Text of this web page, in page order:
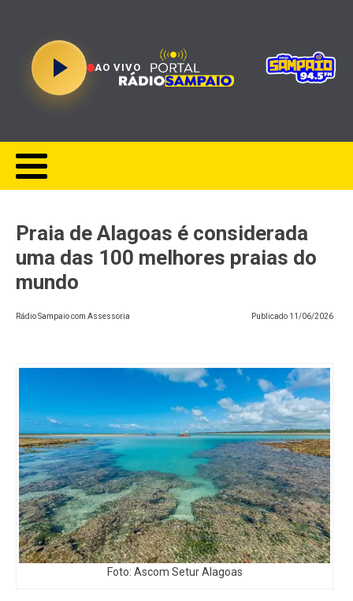
AO VIVO
Praia de Alagoas é considerada
uma das 100 melhores praias do
mundo
Rádio Sampaio com Assessoria Publicado 11/06/2026
Foto: Ascom Setur Alagoas